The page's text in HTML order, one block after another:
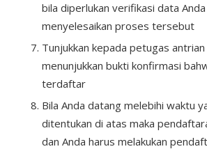
bila diperlukan verifikasi data
menyelesaikan proses tersebut
Tunjukkan kepada petugas
menunjukkan bukti konfirmasi
terdaftar
Bila Anda datang melebihi waktu
ditentukan di atas maka
dan Anda harus melakukan